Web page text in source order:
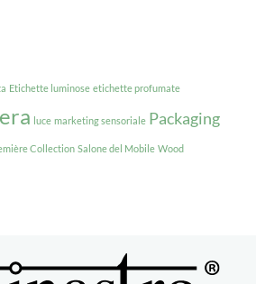
Etichette luminose etichette profumate
luce marketing sensoriale Packaging
Collection Salone del Mobile Wood